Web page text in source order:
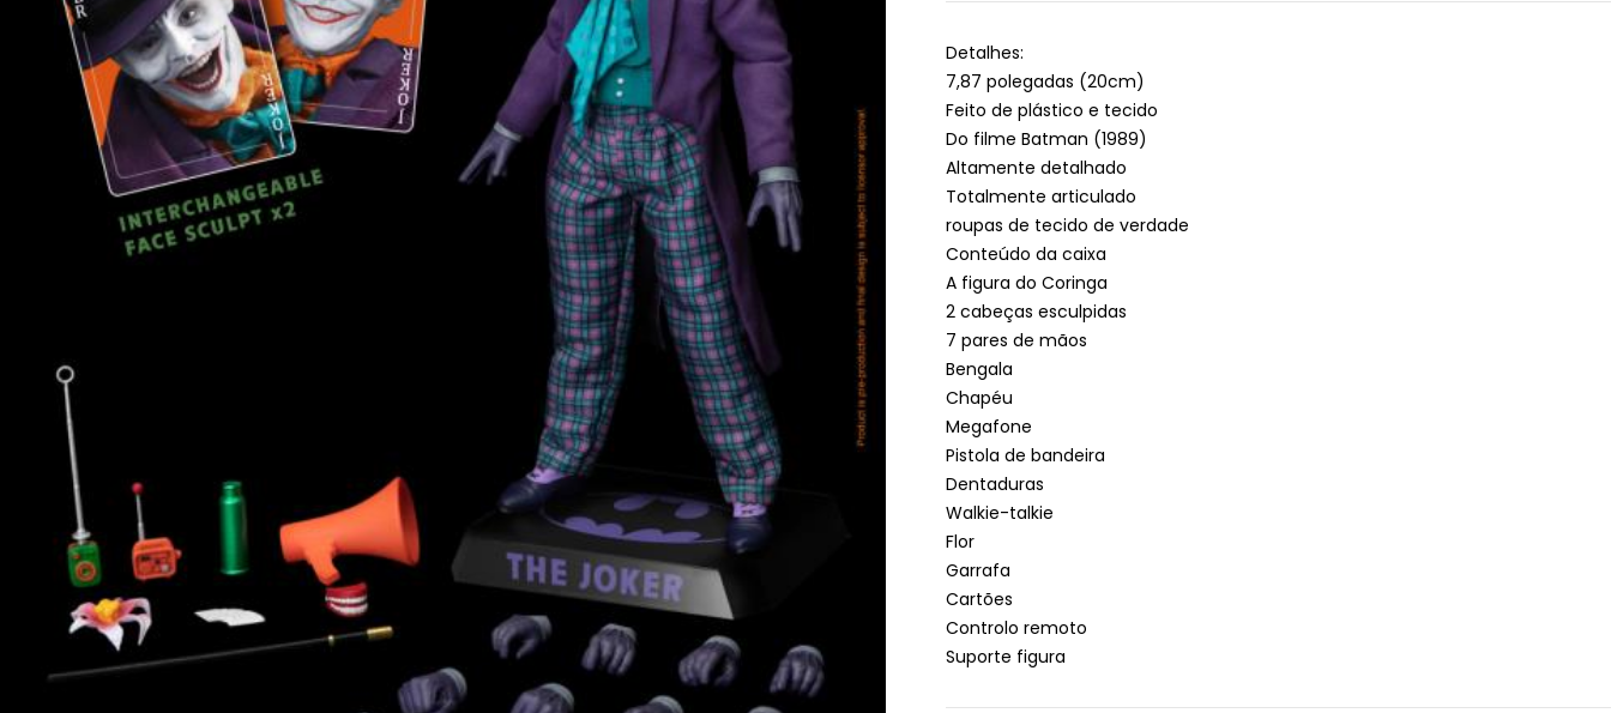
Detalhes:
7,87 polegadas (20cm)
Feito de plástico e tecido
Do filme Batman (1989)
Altamente detalhado
Totalmente articulado
roupas de tecido de verdade
Conteúdo da caixa
A figura do Coringa
2 cabeças esculpidas
7 pares de mãos
Bengala
Chapéu
Megafone
Pistola de bandeira
Dentaduras
Walkie-talkie
Flor
Garrafa
Cartões
Controlo remoto
Suporte figura